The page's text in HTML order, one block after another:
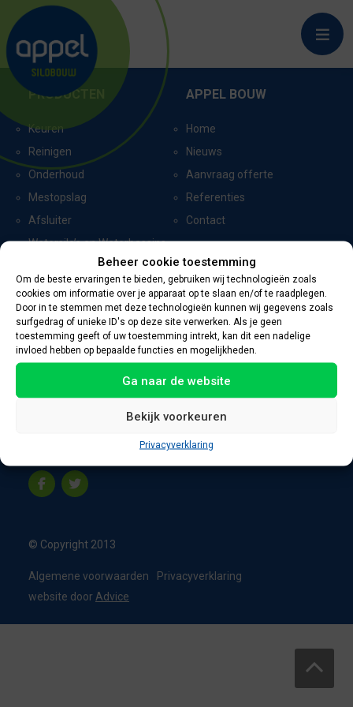
Beheer cookie toestemming
Om de beste ervaringen te bieden, gebruiken wij technologieën zoals
cookies om informatie over je apparaat op te slaan en/of te raadplegen.
Door in te stemmen met deze technologieën kunnen wij gegevens zoals
surfgedrag of unieke ID's op deze site verwerken. Als je geen
toestemming geeft of uw toestemming intrekt, kan dit een nadelige
invloed hebben op bepaalde functies en mogelijkheden.
Ga naar de website
Bekijk voorkeuren
Privacyverklaring
LANGERAK
PRODUCTEN
Keuren
Reinigen
Onderhoud
Mestopslag
Afsluiter
Watersilo’s en Waterbassins
APPEL BOUW
Home
Nieuws
Aanvraag offerte
Referenties
Contact
CERTIFICERING CONTACTGEGEVENS
Oevers 11
8331 VC Steenwijk
Nederland
info@appelbouw.nl
© Copyright 2013
Algemene voorwaarden
Privacyverklaring
website door Advice